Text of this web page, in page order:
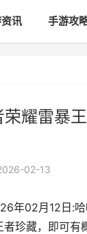
讯 手游攻
耀雷暴
02-13
年02月12日:
珍藏，即可有